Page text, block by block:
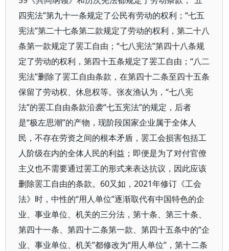
四宪法”第九十一条规定了公民有劳动的权利；“七五
宪法”第二十七条第二款规定了劳动的权利，第二十八
条第一款规定了罢工自由；“七八宪法”第四十八条规
定了劳动的权利，第四十五条规定了罢工自由；“八二
宪法”删除了罢工自由条款，在第四十二条至四十五条
保留了劳动权、休息权等。张友渔认为，“七八宪
法”的罢工自由条款沿袭“七五宪法”的规定，后者
是“极左思潮”的产物，现阶段国家企业属于全体人
民，不存在劳资之间的根本矛盾，罢工会损害包括工
人阶级在内的全体人民的利益；即便是为了对付官僚
主义也不需要通过罢工的形式来表达抗议，因此应该
删除罢工自由的条款。60又如，2021年修订《工会
法》时，中性的“用人单位”逐渐取代有中国特色的企
业、事业单位、机关的三分法，第十条、第三十条、
第四十一条、第四十二条第一款、第四十五条中的“企
业、事业单位、机关”都修改为“用人单位”，第十二条